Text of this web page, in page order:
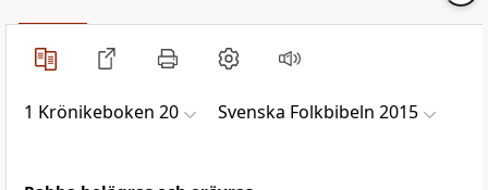
1 Krönikeboken 20 Svenska Folkbibeln 2015